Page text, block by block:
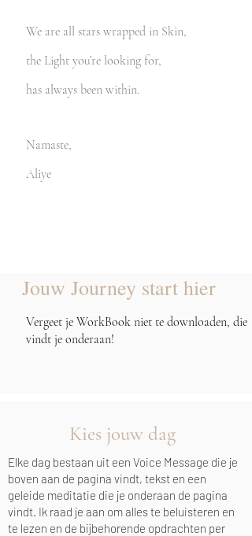
We are all stars wrapped in Skin,
the Light you’re looking for,
has always been within.
Namaste,
Aliye
Jouw Journey start hier
Vergeet je WorkBook niet te downloaden, die
vindt je onderaan!
Kies jouw dag
Elke dag bestaan uit een Voice Message die je
boven aan de pagina vindt, tekst en een
geleide meditatie die je onderaan de pagina
vindt. Ik raad je aan om alles te beluisteren en
te lezen en de bijbehorende opdrachten per